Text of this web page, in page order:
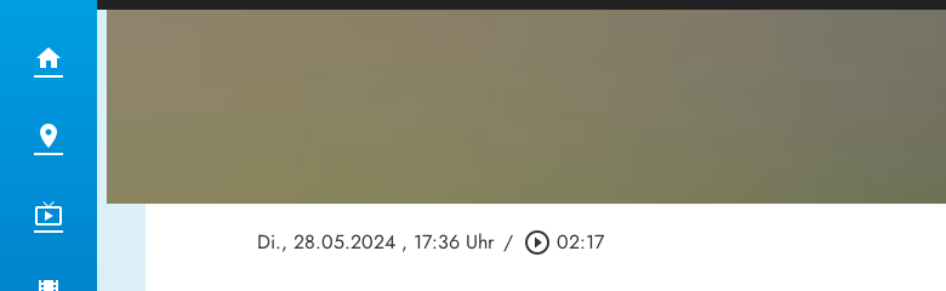
Di., 28.05.2024 , 17:36 Uhr / play_circle_outline 02:17